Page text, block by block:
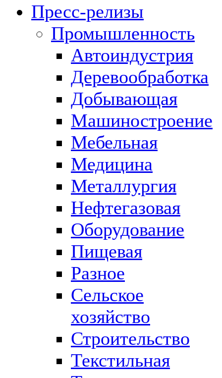
Пресс-релизы
Промышленность
Автоиндустрия
Деревообработка
Добывающая
Машиностроение
Мебельная
Медицина
Металлургия
Нефтегазовая
Оборудование
Пищевая
Разное
Сельское
хозяйство
Строительство
Текстильная